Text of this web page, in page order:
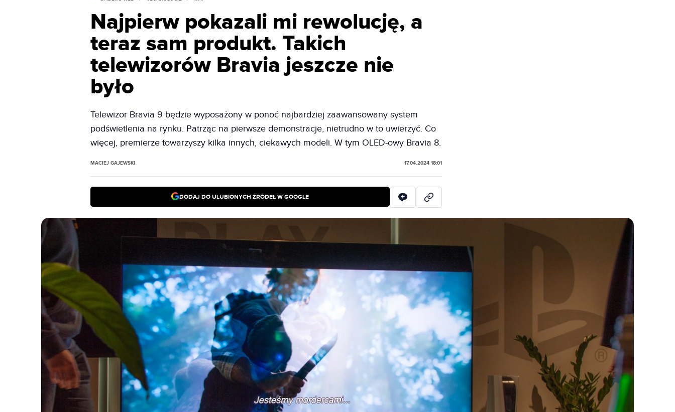
Najpierw pokazali mi rewolucję, a
teraz sam produkt. Takich
telewizorów Bravia jeszcze nie
było
Telewizor Bravia 9 będzie wyposażony w ponoć najbardziej zaawansowany system
podświetlenia na rynku. Patrząc na pierwsze demonstracje, nietrudno w to uwierzyć. Co
więcej, premierze towarzyszy kilka innych, ciekawych modeli. W tym OLED-owy Bravia 8.
MACIEJ GAJEWSKI 17.04.2024 18:01
DODAJ DO ULUBIONYCH ŹRÓDEŁ W GOOGLE